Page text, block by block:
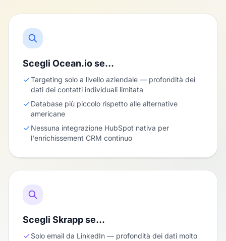
Scegli Ocean.io se…
Targeting solo a livello aziendale — profondità dei
dati dei contatti individuali limitata
Database più piccolo rispetto alle alternative
americane
Nessuna integrazione HubSpot nativa per
l'enrichissement CRM continuo
Scegli Skrapp se…
Solo email da LinkedIn — profondità dei dati molto